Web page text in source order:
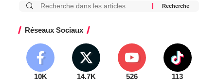
Réseaux Sociaux
10K 14.7K 526 113